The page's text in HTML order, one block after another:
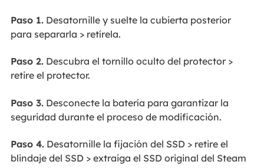
Paso 1.Desatornille y suelte la cubierta posterior
para separarla > retírela.
Paso 2.Descubra el tornillo oculto del protector >
retire el protector.
Paso 3.Desconecte la batería para garantizar la
seguridad durante el proceso de modificación.
Paso 4.Desatornille la fijación del SSD > retire el
blindaje del SSD > extraiga el SSD original del Steam